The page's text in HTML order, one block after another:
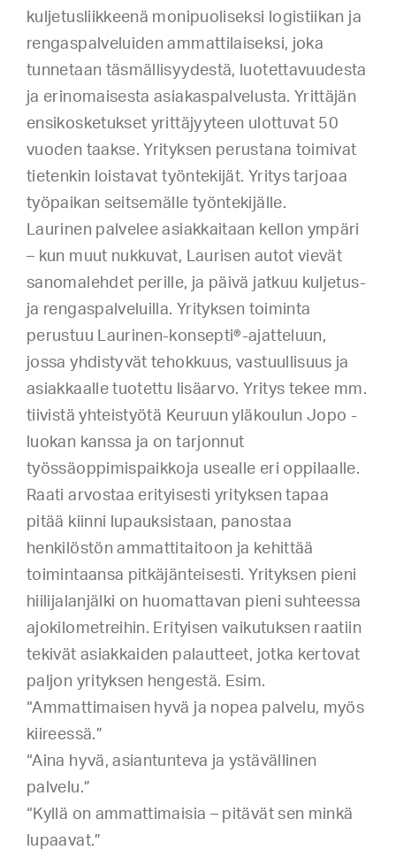
kuljetusliikkeenä monipuoliseksi logistiikan ja
rengaspalveluiden ammattilaiseksi, joka
tunnetaan täsmällisyydestä, luotettavuudesta
ja erinomaisesta asiakaspalvelusta. Yrittäjän
ensikosketukset yrittäjyyteen ulottuvat 50
vuoden taakse. Yrityksen perustana toimivat
tietenkin loistavat työntekijät. Yritys tarjoaa
työpaikan seitsemälle työntekijälle.
Laurinen palvelee asiakkaitaan kellon ympäri
– kun muut nukkuvat, Laurisen autot vievät
sanomalehdet perille, ja päivä jatkuu kuljetus-
ja rengaspalveluilla. Yrityksen toiminta
perustuu Laurinen-konsepti®-ajatteluun,
jossa yhdistyvät tehokkuus, vastuullisuus ja
asiakkaalle tuotettu lisäarvo. Yritys tekee mm.
tiivistä yhteistyötä Keuruun yläkoulun Jopo -
luokan kanssa ja on tarjonnut
työssäoppimispaikkoja usealle eri oppilaalle.
Raati arvostaa erityisesti yrityksen tapaa
pitää kiinni lupauksistaan, panostaa
henkilöstön ammattitaitoon ja kehittää
toimintaansa pitkäjänteisesti. Yrityksen pieni
hiilijalanjälki on huomattavan pieni suhteessa
ajokilometreihin. Erityisen vaikutuksen raatiin
tekivät asiakkaiden palautteet, jotka kertovat
paljon yrityksen hengestä. Esim.
“Ammattimaisen hyvä ja nopea palvelu, myös
kiireessä.”
“Aina hyvä, asiantunteva ja ystävällinen
palvelu.”
“Kyllä on ammattimaisia – pitävät sen minkä
lupaavat.”